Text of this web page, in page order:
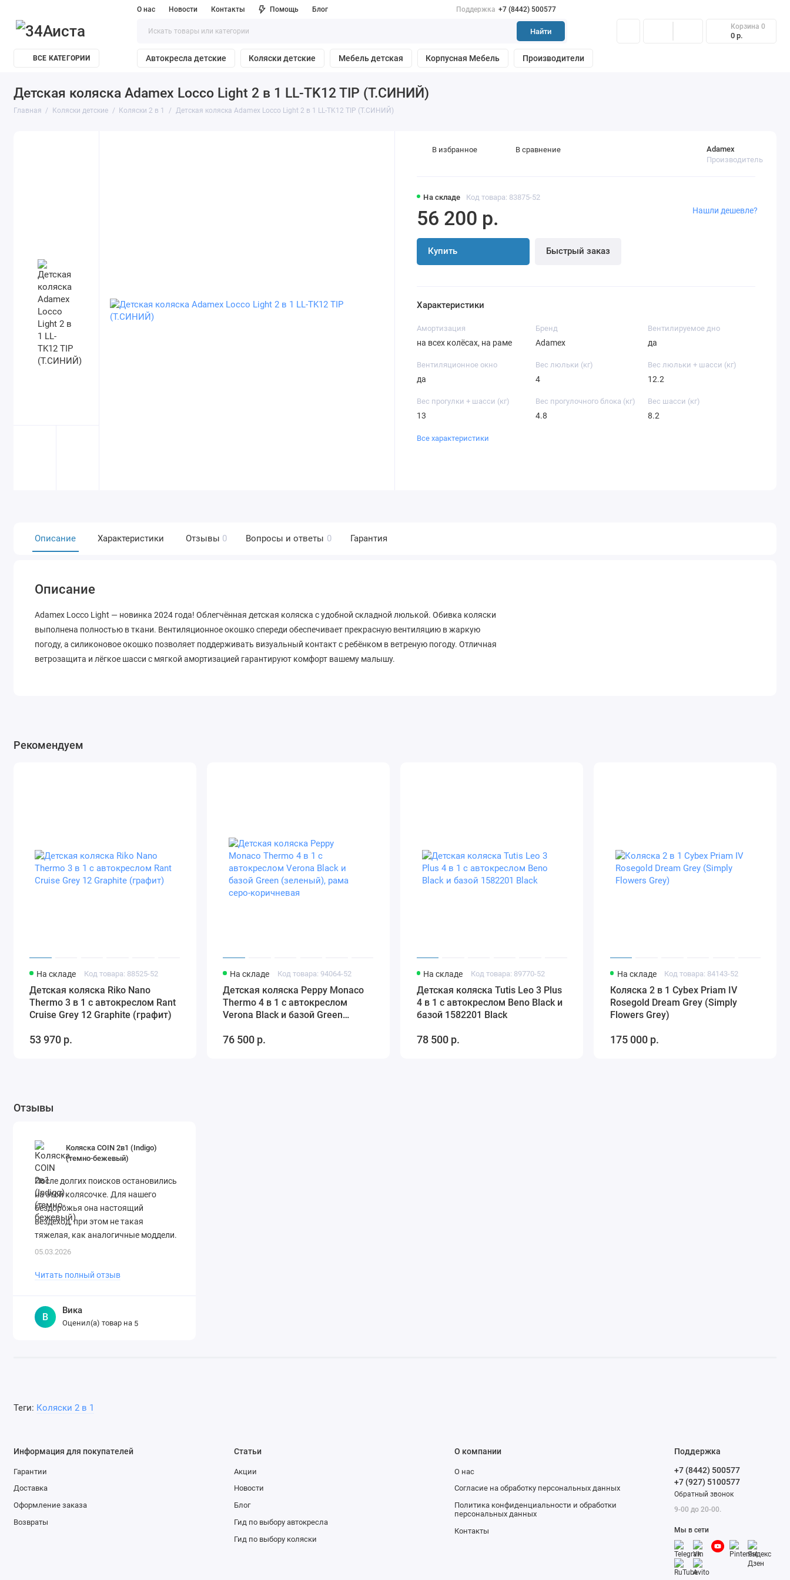
О нас Новости Контакты Помощь Блог Поддержка +7 (8442) 500577
Найти
Корзина 0
0 р.
ВСЕ КАТЕГОРИИ Автокресла детские Коляски детские Мебель детская Корпусная Мебель Производители
Детская коляска Adamex Locco Light 2 в 1 LL-TK12 TIP (Т.СИНИЙ)
Главная Коляски детские Коляски 2 в 1 Детская коляска Adamex Locco Light 2 в 1 LL-TK12 TIP (Т.СИНИЙ)
На складе Код товара: 83875-52
Adamex
Производитель
56 200 р.
Купить Быстрый заказ
Нашли дешевле?
В избранное В сравнение
Характеристики
Амортизация
на всех колёсах, на раме
Бренд
Adamex
Вентилируемое дно
да
Вентиляционное окно
да
Вес люльки (кг)
4
Вес люльки + шасси (кг)
12.2
Вес прогулки + шасси (кг)
13
Вес прогулочного блока (кг)
4.8
Вес шасси (кг)
8.2
Все характеристики
Описание Характеристики Отзывы 0 Вопросы и ответы 0 Гарантия
Описание
Adamex Locco Light — новинка 2024 года! Облегчённая детская коляска с удобной складной люлькой. Обивка коляски
выполнена полностью в ткани. Вентиляционное окошко спереди обеспечивает прекрасную вентиляцию в жаркую
погоду, а силиконовое окошко позволяет поддерживать визуальный контакт с ребёнком в ветреную погоду. Отличная
ветрозащита и лёгкое шасси с мягкой амортизацией гарантируют комфорт вашему малышу.
Рекомендуем
На складе Код товара: 88525-52
Детская коляска Riko Nano
Thermo 3 в 1 с автокреслом Rant
Cruise Grey 12 Graphite (графит)
53 970 р.
На складе Код товара: 94064-52
Детская коляска Peppy Monaco
Thermo 4 в 1 с автокреслом
Verona Black и базой Green
коричневая
76 500 р.
На складе Код товара: 89770-52
Детская коляска Tutis Leo 3 Plus
4 в 1 с автокреслом Beno Black и
базой 1582201 Black
78 500 р.
На складе Код товара: 84143-52
Коляска 2 в 1 Cybex Priam IV
Rosegold Dream Grey (Simply
Flowers Grey)
175 000 р.
Отзывы
Коляска COIN 2в1 (Indigo)
(темно-бежевый)
После долгих поисков остановились
на этой колясочке. Для нашего
бездорожья она настоящий
вездеход, при этом не такая
тяжелая, как аналогичные моддели.
Складывается легко. Спасибо
05.03.2026
Читать полный отзыв
В
Вика
Оценил(а) товар на 5
Теги: Коляски 2 в 1
Информация для покупателей
Гарантии
Доставка
Оформление заказа
Возвраты
Статьи
Акции
Новости
Блог
Гид по выбору автокресла
Гид по выбору коляски
О компании
О нас
Согласие на обработку персональных данных
Политика конфиденциальности и обработки
персональных данных
Контакты
Поддержка
+7 (8442) 500577
+7 (927) 5100577
Обратный звонок
9-00 до 20-00.
Мы в сети